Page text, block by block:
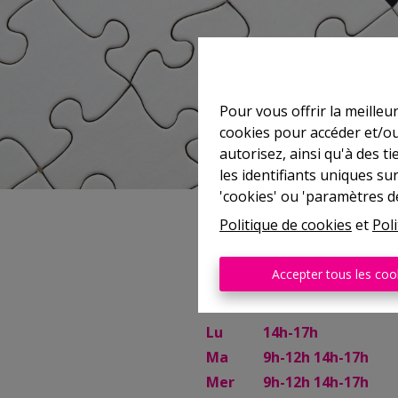
Pour vous offrir la
cookies pour accéder et/
autorisez, ainsi qu'à des
les identifiants uniques
'cookies' ou 'paramètres
Politique de cookies et
Accepter tous les
Philippeville
Rue de France, 37
Lu
14h-17h
Ma
9h-12h 14h-17h
Mer
9h-12h 14h-17h